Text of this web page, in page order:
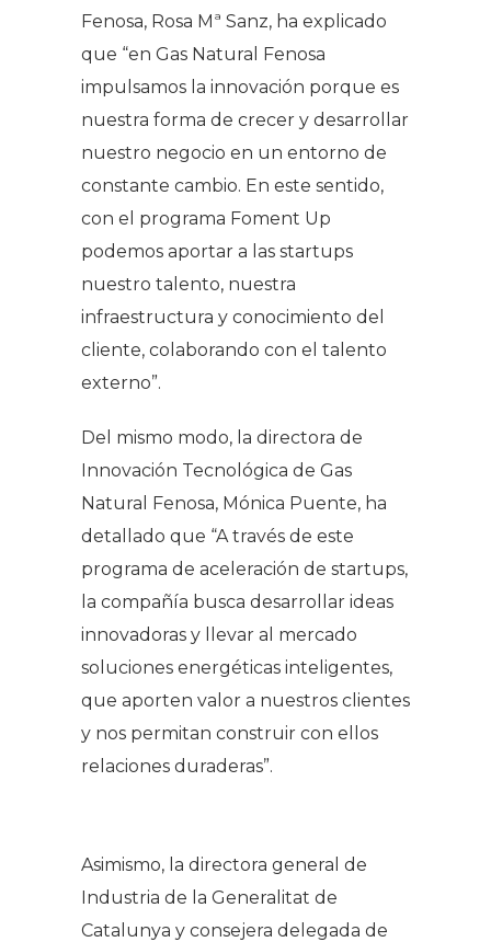
Fenosa, Rosa Mª Sanz, ha explicado
que “en Gas Natural Fenosa
impulsamos la innovación porque es
nuestra forma de crecer y desarrollar
nuestro negocio en un entorno de
constante cambio. En este sentido,
con el programa Foment Up
podemos aportar a las startups
nuestro talento, nuestra
infraestructura y conocimiento del
cliente, colaborando con el talento
externo”.
Del mismo modo, la directora de
Innovación Tecnológica de Gas
Natural Fenosa, Mónica Puente, ha
detallado que “A través de este
programa de aceleración de startups,
la compañía busca desarrollar ideas
innovadoras y llevar al mercado
soluciones energéticas inteligentes,
que aporten valor a nuestros clientes
y nos permitan construir con ellos
relaciones duraderas”.
Asimismo, la directora general de
Industria de la Generalitat de
Catalunya y consejera delegada de